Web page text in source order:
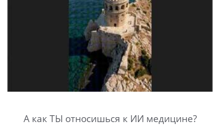
А как ТЫ относишься к ИИ медицине?